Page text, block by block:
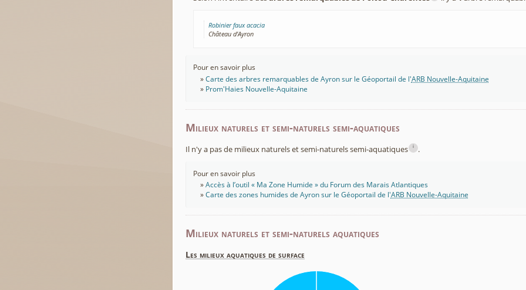
Robinier faux acacia
Château d'Ayron
Pour en savoir plus
Carte des arbres remarquables de Ayron sur le Géoportail de l'ARB Nouvelle-Aquitaine
Prom'Haies Nouvelle-Aquitaine
Milieux naturels et semi-naturels semi-aquatiques
Il n'y a pas de milieux naturels et semi-naturels semi-aquatiques i .
Pour en savoir plus
Accès à l’outil « Ma Zone Humide » du Forum des Marais Atlantiques
Carte des zones humides de Ayron sur le Géoportail de l'ARB Nouvelle-Aquitaine
Milieux naturels et semi-naturels aquatiques
Les milieux aquatiques de surface